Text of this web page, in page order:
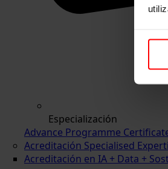
Especialización
Advance Programme
Acreditación Specialised
Acreditación en IA + Data +